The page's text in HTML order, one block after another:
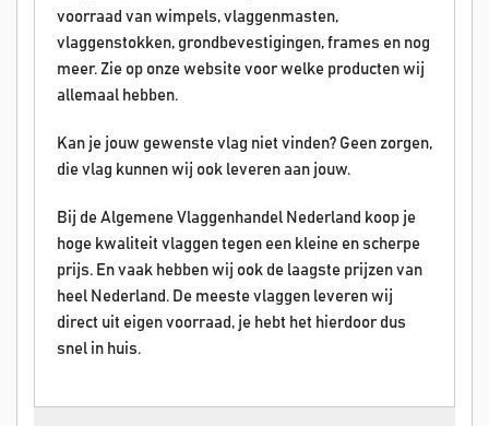
voorraad van wimpels, vlaggenmasten,
vlaggenstokken, grondbevestigingen, frames en nog
meer. Zie op onze website voor welke producten wij
allemaal hebben.
Kan je jouw gewenste vlag niet vinden? Geen zorgen,
die vlag kunnen wij ook leveren aan jouw.
Bij de Algemene Vlaggenhandel Nederland koop je
hoge kwaliteit vlaggen tegen een kleine en scherpe
prijs. En vaak hebben wij ook de laagste prijzen van
heel Nederland. De meeste vlaggen leveren wij
direct uit eigen voorraad, je hebt het hierdoor dus
snel in huis.